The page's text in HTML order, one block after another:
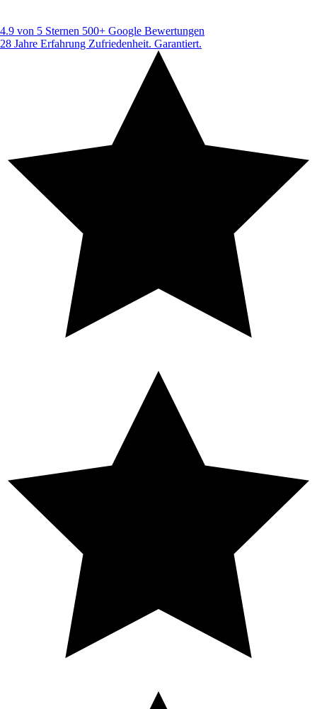
4.9 von 5 Sternen 500+ Google Bewertungen
28 Jahre Erfahrung Zufriedenheit. Garantiert.